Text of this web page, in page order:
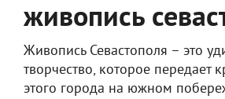
живопись
Живопись Севастополя – это
творчество, которое передает
этого города на южном